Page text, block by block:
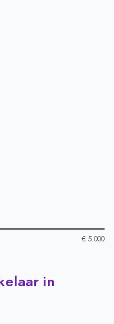
€ 5.000
m2-Afgelopen 3
in